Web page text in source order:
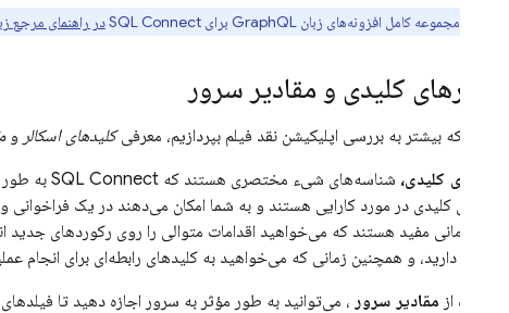
مجموعه کامل افزونه‌های زبان GraphQL برای SQL Connectدر راهنمای مرجع
اسکالرهای کلیدی و مقادیر سرور
قبل از اینکه بیشتر به بررسی اپلیکیشن نقد فیلم بپردازیم، معرفیکلیدهای اسکالر و
اسکالرهای کلیدی، شناسه‌های شیء مختصری هستند که SQL Connect به
اسکالرهای کلیدی در مورد کارایی هستند و به شما امکان می‌دهند در یک
به ویژه زمانی مفید هستند که می‌خواهید اقدامات متوالی را روی رکوردهای
بعدی نیاز دارید، و همچنین زمانی که می‌خواهید به کلیدهای رابطه‌ای برای انجام
با استفاده از مقادیر سرور ، می‌توانید به طور مؤثر به سرور اجازه دهید تا